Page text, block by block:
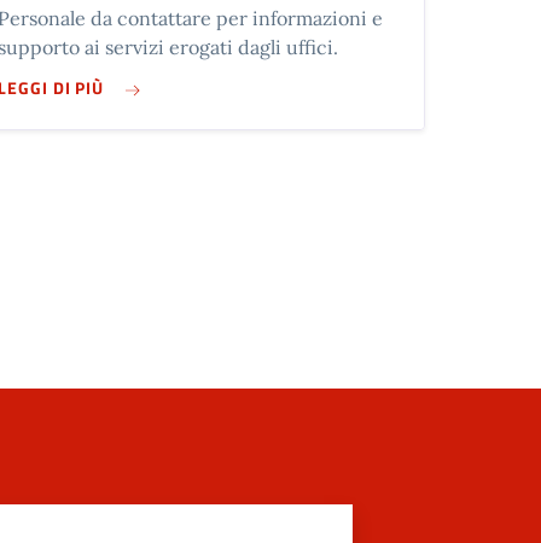
Personale da contattare per informazioni e
supporto ai servizi erogati dagli uffici.
LEGGI DI PIÙ SU PERSONALE AMMINISTRATIVO